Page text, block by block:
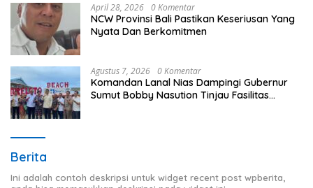
April 28, 2026 0 Komentar
NCW Provinsi Bali Pastikan Keseriusan Yang
Nyata Dan Berkomitmen
Agustus 7, 2026 0 Komentar
Komandan Lanal Nias Dampingi Gubernur
Sumut Bobby Nasution Tinjau Fasilitas
Berita
Ini adalah contoh deskripsi untuk widget recent post wpberita,